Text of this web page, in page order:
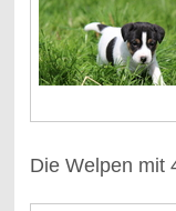
Die Welpen mit